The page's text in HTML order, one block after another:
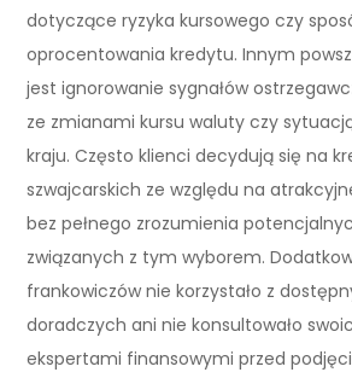
dotyczące ryzyka kursowego czy
oprocentowania kredytu. Innym
jest ignorowanie sygnałów
ze zmianami kursu waluty czy
kraju. Często klienci decydują się na
szwajcarskich ze względu na
bez pełnego zrozumienia
związanych z tym wyborem.
frankowiczów nie korzystało z
doradczych ani nie konsultowało
ekspertami finansowymi przed